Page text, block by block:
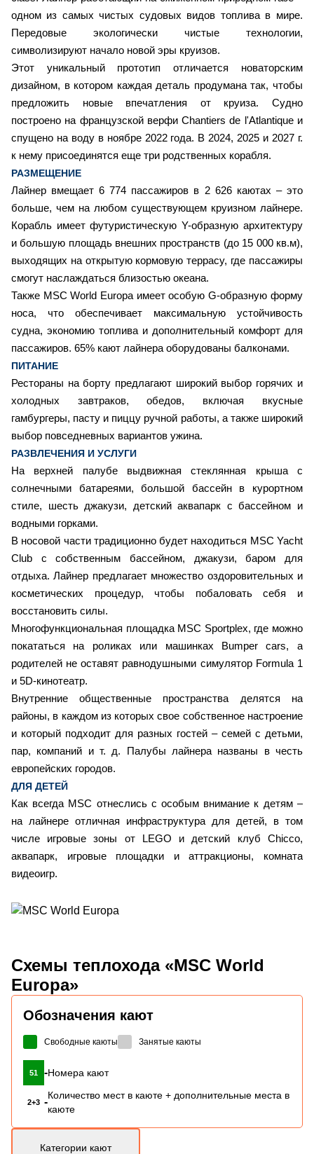
одном из самых чистых судовых видов топлива в мире.
Передовые экологически чистые технологии,
символизируют начало новой эры круизов.
Этот уникальный прототип отличается новаторским
дизайном, в котором каждая деталь продумана так, чтобы
предложить новые впечатления от круиза. Судно
построено на французской верфи Chantiers de l'Atlantique и
спущено на воду в ноябре 2022 года. В 2024, 2025 и 2027 г.
к нему присоединятся еще три родственных корабля.
РАЗМЕЩЕНИЕ
Лайнер вмещает 6 774 пассажиров в 2 626 каютах – это
больше, чем на любом существующем круизном лайнере.
Корабль имеет футуристическую Y-образную архитектуру
и большую площадь внешних пространств (до 15 000 кв.м),
выходящих на открытую кормовую террасу, где пассажиры
смогут наслаждаться близостью океана.
Также MSC World Europa имеет особую G-образную форму
носа, что обеспечивает максимальную устойчивость
судна, экономию топлива и дополнительный комфорт для
пассажиров. 65% кают лайнера оборудованы балконами.
ПИТАНИЕ
Рестораны на борту предлагают широкий выбор горячих и
холодных завтраков, обедов, включая вкусные
гамбургеры, пасту и пиццу ручной работы, а также широкий
выбор повседневных вариантов ужина.
РАЗВЛЕЧЕНИЯ И УСЛУГИ
На верхней палубе выдвижная стеклянная крыша с
солнечными батареями, большой бассейн в курортном
стиле, шесть джакузи, детский аквапарк с бассейном и
водными горками.
В носовой части традиционно будет находиться MSC Yacht
Club с собственным бассейном, джакузи, баром для
отдыха. Лайнер предлагает множество оздоровительных и
косметических процедур, чтобы побаловать себя и
восстановить силы.
Многофункциональная площадка MSC Sportplex, где можно
покататься на роликах или машинках Bumper cars, а
родителей не оставят равнодушными симулятор Formula 1
и 5D-кинотеатр.
Внутренние общественные пространства делятся на
районы, в каждом из которых свое собственное настроение
и который подходит для разных гостей – семей с детьми,
пар, компаний и т. д. Палубы лайнера названы в честь
европейских городов.
ДЛЯ ДЕТЕЙ
Как всегда MSC отнеслись с особым внимание к детям –
на лайнере отличная инфраструктура для детей, в том
числе игровые зоны от LEGO и детский клуб Chicco,
аквапарк, игровые площадки и аттракционы, комната
видеоигр.
Схемы теплохода «MSC World
Europa»
Обозначения кают
Свободные каюты Занятые каюты
51 -Номера кают
2+3 -
Количество мест в каюте + дополнительные места в
каюте
Категории кают